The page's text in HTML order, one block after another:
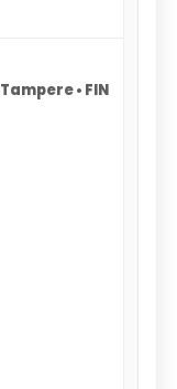
Tampere • FIN